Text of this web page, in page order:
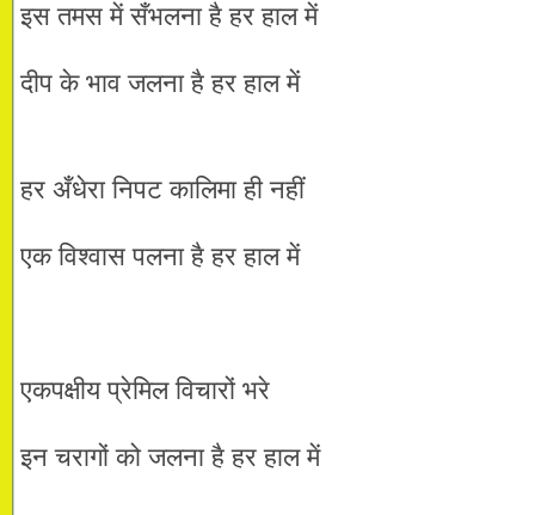
इस तमस में सँभलना है हर हाल में
दीप के भाव जलना है हर हाल में
हर अँधेरा निपट कालिमा ही नहीं
एक विश्वास पलना है हर हाल में
एकपक्षीय प्रेमिल विचारों भरे
इन चरागों को जलना है हर हाल में